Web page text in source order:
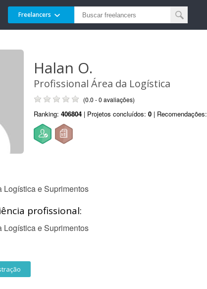
Freelancers
Halan O.
Profissional Área da Logística
(0.0 - 0 avaliações)
Ranking: 406804 | Projetos concluídos: 0 | Recomendações:
Logística e Suprimentos
profissional:
Logística e Suprimentos